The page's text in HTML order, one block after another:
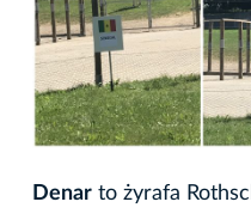
Denar to żyrafa